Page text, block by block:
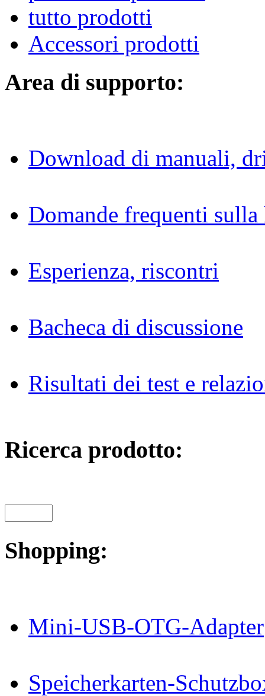
tutto prodotti
Accessori prodotti
Area di supporto:
Download di manuali,
Domande frequenti
Esperienza, riscontri
Bacheca di discussione
Risultati dei test e
Ricerca prodotto:
Shopping:
Mini-USB-OTG-Adapter
Speicherkarten-